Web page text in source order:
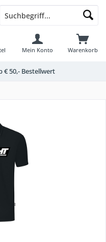
Warenkorb
Mein Konto
€ 50,- Bestellwert